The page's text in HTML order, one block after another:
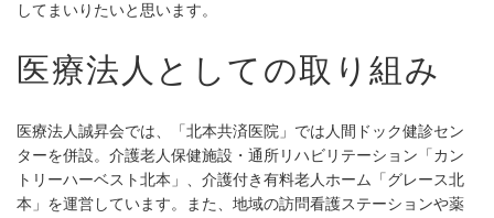
してまいりたいと思います。
医療法人としての取り組み
医療法人誠昇会では、「北本共済医院」では人間ドック健診セン
ターを併設。介護老人保健施設・通所リハビリテーション「カン
トリーハーベスト北本」、介護付き有料老人ホーム「グレース北
本」を運営しています。また、地域の訪問看護ステーションや薬